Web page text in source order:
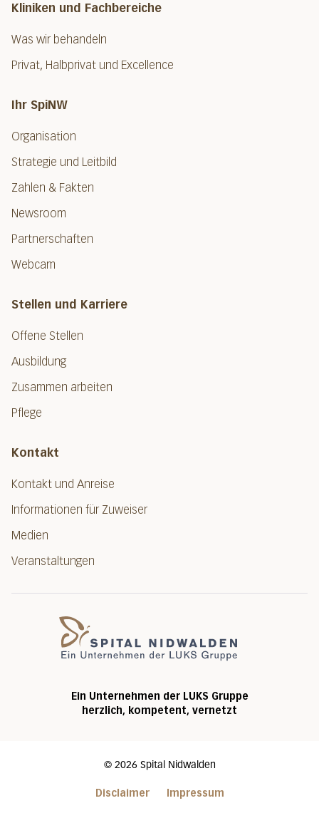
Kliniken und Fachbereiche
Was wir behandeln
Privat, Halbprivat und Excellence
Ihr SpiNW
Organisation
Strategie und Leitbild
Zahlen & Fakten
Newsroom
Partnerschaften
Webcam
Stellen und Karriere
Offene Stellen
Ausbildung
Zusammen arbeiten
Pflege
Kontakt
Kontakt und Anreise
Informationen für Zuweiser
Medien
Veranstaltungen
Ein Unternehmen der LUKS Gruppe
herzlich, kompetent, vernetzt
© 2026 Spital Nidwalden
Disclaimer Impressum